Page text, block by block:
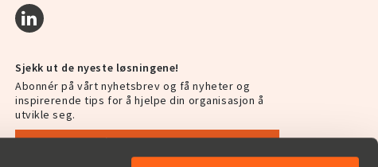
Sjekk ut de nyeste løsningene!
Abonnér på vårt nyhetsbrev og få nyheter og
inspirerende tips for å hjelpe din organisasjon å
utvikle seg.
Abonnér på vårt nyhetsbrev